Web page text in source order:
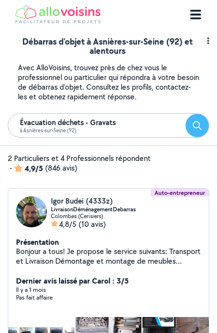
Débarras d'objet à Asnières-sur-Seine (92) et
alentours
Avec AlloVoisins, trouvez près de chez vous le
professionnel ou particulier qui répondra à votre besoin
de débarras d'objet. Consultez les profils, contactez-
les et obtenez rapidement réponse.
Évacuation déchets - Gravats
à Asnières-sur-Seine (92)
2 Particuliers et 4 Professionnels répondent
-
4,9/5 (846 avis)
Auto-entrepreneur
Igor Budei (4333z)
LivraisonDéménagementDebarras
Colombes (Cerisiers)
4,8/5 (10 avis)
Présentation
Bonjour a tous! Je propose le service suivants: Transport
et Livraison Démontage et montage de meubles
appartements, bureaux Facture disponible sur demande
Dernier avis laissé par Carol : 3/5
Il y a 1 mois
Pas fait affaire